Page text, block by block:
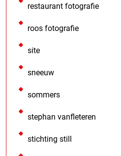
restaurant fotografie
roos fotografie
site
sneeuw
sommers
stephan vanfleteren
stichting still